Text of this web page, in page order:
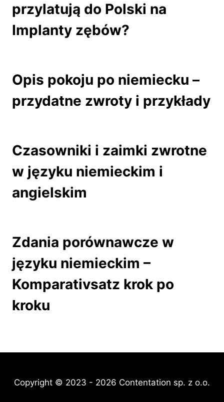
przylatują do Polski na
Implanty zębów?
Opis pokoju po niemiecku –
przydatne zwroty i przykłady
Czasowniki i zaimki zwrotne
w języku niemieckim i
angielskim
Zdania porównawcze w
języku niemieckim –
Komparativsatz krok po
kroku
Copyright © 2023 - 2026 Contentation sp. z o.o.